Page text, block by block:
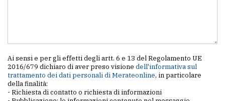
Ai sensi e per gli effetti degli artt. 6 e 13 del Regolamento UE
2016/679 dichiaro di aver preso visione dell'informativa sul
trattamento dei dati personali di Merateonline, in particolare
della finalità:
- Richiesta di contatto o richiesta di informazioni